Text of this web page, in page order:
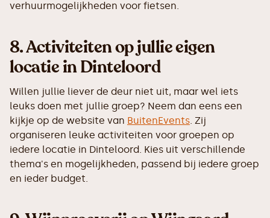
verhuurmogelijkheden voor fietsen.
8. Activiteiten op jullie eigen
locatie in Dinteloord
Willen jullie liever de deur niet uit, maar wel iets
leuks doen met jullie groep? Neem dan eens een
kijkje op de website van BuitenEvents. Zij
organiseren leuke activiteiten voor groepen op
iedere locatie in Dinteloord. Kies uit verschillende
thema's en mogelijkheden, passend bij iedere groep
en ieder budget.